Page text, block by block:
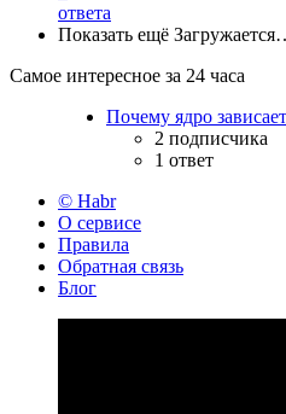
ответа
Показать ещё
Самое интересное за 24 часа
Почему ядро
2 подписчика
1 ответ
© Habr
О сервисе
Правила
Обратная связь
Блог